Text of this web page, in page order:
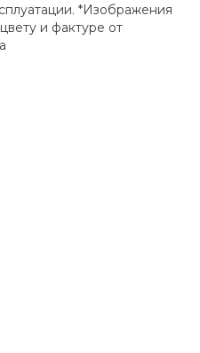
*Изображения
и фактуре от